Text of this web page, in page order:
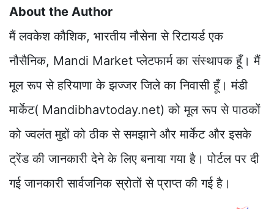
About the Author
मैं लवकेश कौशिक, भारतीय नौसेना से रिटायर्ड एक
नौसैनिक, Mandi Market प्लेटफार्म का संस्थापक हूँ। मैं
मूल रूप से हरियाणा के झज्जर जिले का निवासी हूँ। मंडी
मार्केट( Mandibhavtoday.net) को मूल रूप से पाठकों
को ज्वलंत मुद्दों को ठीक से समझाने और मार्केट और इसके
ट्रेंड की जानकारी देने के लिए बनाया गया है। पोर्टल पर दी
गई जानकारी सार्वजनिक स्रोतों से प्राप्त की गई है।